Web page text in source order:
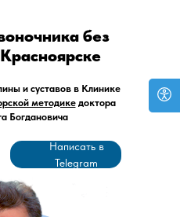
и суставов в Клинике
методикедоктора
Богдановича
без
Написать в
Telegram